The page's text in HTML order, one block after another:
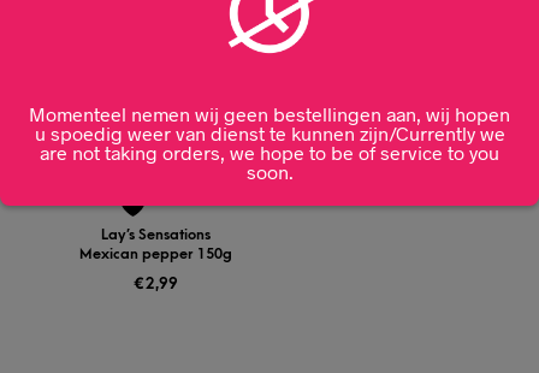
Lay’s Sensations
Mexican pepper 150g
€2,99
Momenteel nemen wij geen bestellingen aan, wij hopen
u spoedig weer van dienst te kunnen zijn/Currently we
are not taking orders, we hope to be of service to you
soon.